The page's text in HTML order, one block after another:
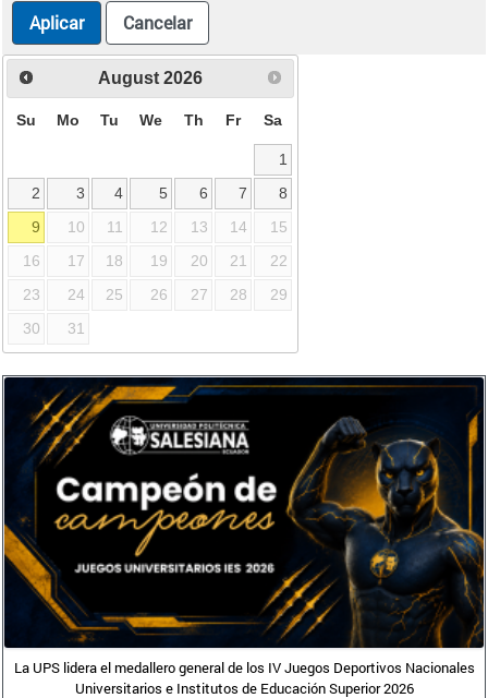
Aplicar Cancelar
August 2026
Su Mo Tu We Th Fr Sa
1
2
3 4 5 6 7
8
9
10 11 12 13 14
15
16
17 18 19 20 21
22
23
24 25 26 27 28
29
30
31
La UPS lidera el medallero general de los IV Juegos Deportivos Nacionales
Universitarios e Institutos de Educación Superior 2026